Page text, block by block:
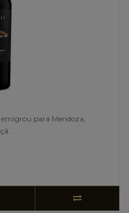
para Mendoza,